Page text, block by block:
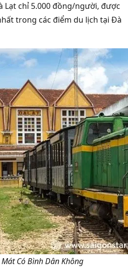
Lạt chỉ 5.000 đồng/người, được
trong các điểm du lịch tại Đà
Có Bình Dân Không